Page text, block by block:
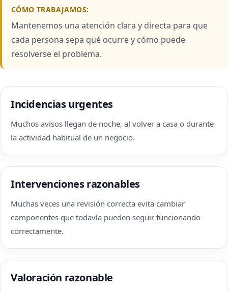
CÓMO TRABAJAMOS:
Mantenemos una atención clara y directa para que
cada persona sepa qué ocurre y cómo puede
resolverse el problema.
Incidencias urgentes
Muchos avisos llegan de noche, al volver a casa o durante
la actividad habitual de un negocio.
Intervenciones razonables
Muchas veces una revisión correcta evita cambiar
componentes que todavía pueden seguir funcionando
correctamente.
Valoración razonable